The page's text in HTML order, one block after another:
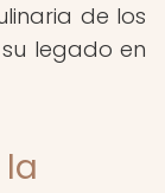
de los
legado en